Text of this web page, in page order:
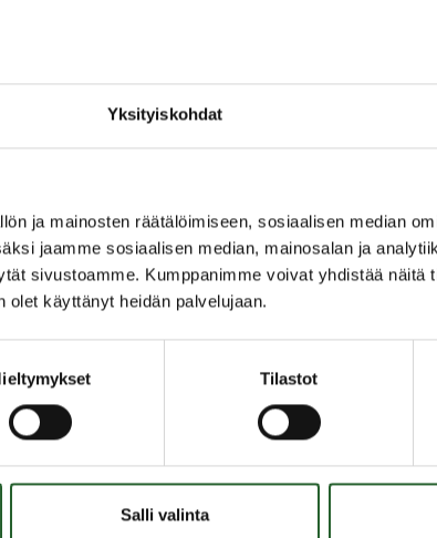
Yksityiskohdat
ja mainosten räätälöimiseen, sosiaalisen median
jaamme sosiaalisen median, mainosalan ja
sivustoamme. Kumppanimme voivat yhdistää näitä
olet käyttänyt heidän palvelujaan.
Tilastot
Salli valinta
jotka kiertävät useiden Kainuun
eri väestöryhmissä yhteisötaiteen
aluetaiteilija-konseptilla toteutettavia
tai niiden sarjoja.
ja viimeinen Kulttuuri-Kainuun
Tuettavat kokeilut eivät
euroa / kokeilu. Hankkeen kautta on
kokeiluita 35 000 euron edestä.
ja käytännöistä löytyvät Kulttuuri-
yhteistyo/hankkeet/kulttuuri-
797